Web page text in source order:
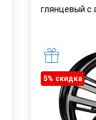
глянцевый с
5% cкидка